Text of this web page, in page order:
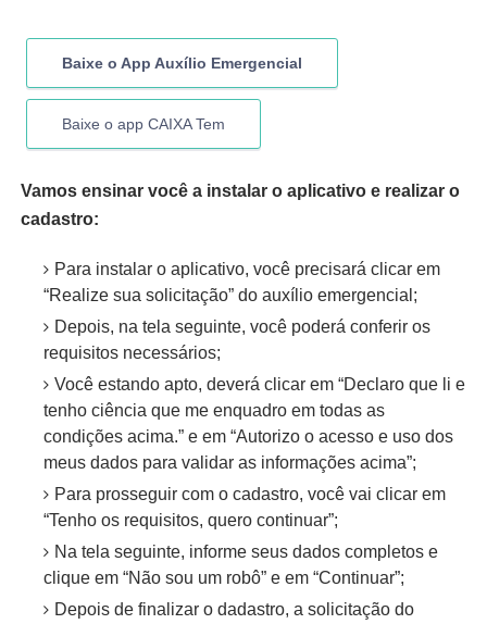
Baixe o App Auxílio Emergencial
Baixe o app CAIXA Tem
Vamos ensinar você a instalar o aplicativo e realizar o
cadastro:
Para instalar o aplicativo, você precisará clicar em
“Realize sua solicitação” do auxílio emergencial;
Depois, na tela seguinte, você poderá conferir os
requisitos necessários;
Você estando apto, deverá clicar em “Declaro que li e
tenho ciência que me enquadro em todas as
condições acima.” e em “Autorizo o acesso e uso dos
meus dados para validar as informações acima”;
Para prosseguir com o cadastro, você vai clicar em
“Tenho os requisitos, quero continuar”;
Na tela seguinte, informe seus dados completos e
clique em “Não sou um robô” e em “Continuar”;
Depois de finalizar o dadastro, a solicitação do